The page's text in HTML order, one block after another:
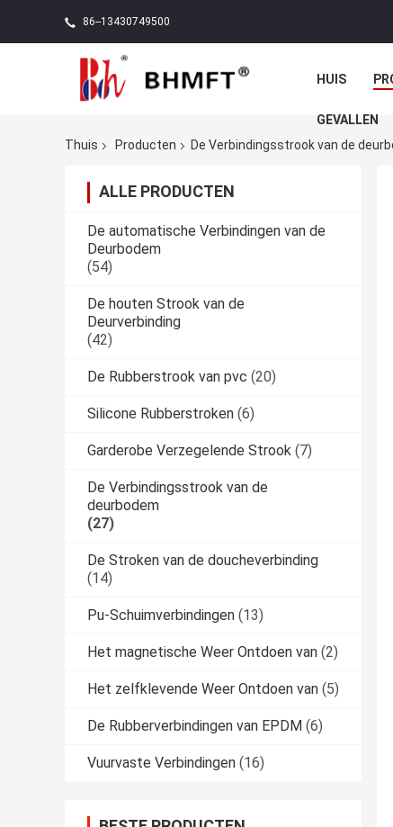
86--13430749500
HUIS
GEVALLEN
Thuis
Producten De Verbindingsstrook van de
ALLE PRODUCTEN
De automatische Verbindingen van de
Deurbodem
(54)
De houten Strook van de
Deurverbinding
(42)
De Rubberstrook van pvc (20)
Silicone Rubberstroken (6)
Garderobe Verzegelende Strook (7)
De Verbindingsstrook van de
deurbodem
(27)
De Stroken van de doucheverbinding
(14)
Pu-Schuimverbindingen (13)
Het magnetische Weer Ontdoen van (2)
Het zelfklevende Weer Ontdoen van (5)
De Rubberverbindingen van EPDM (6)
Vuurvaste Verbindingen (16)